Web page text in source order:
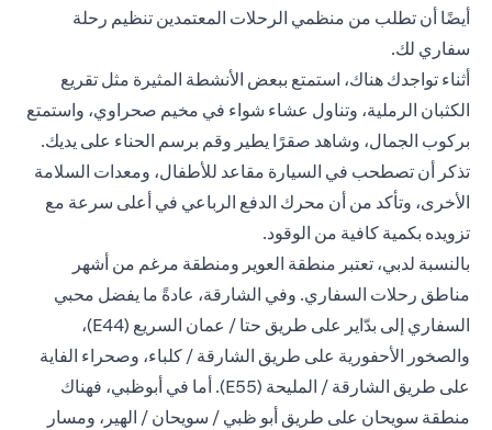
أيضًا أن تطلب من منظمي الرحلات المعتمدين تنظيم رحلة
سفاري لك.
أثناء تواجدك هناك، استمتع ببعض الأنشطة المثيرة مثل تقريع
الكثبان الرملية، وتناول عشاء شواء في مخيم صحراوي، واستمتع
بركوب الجمال، وشاهد صقرًا يطير وقم برسم الحناء على يديك.
تذكر أن تصطحب في السيارة مقاعد للأطفال، ومعدات السلامة
الأخرى، وتأكد من أن محرك الدفع الرباعي في أعلى سرعة مع
تزويده بكمية كافية من الوقود.
بالنسبة لدبي، تعتبر منطقة العوير ومنطقة مرغم من أشهر
مناطق رحلات السفاري. وفي الشارقة، عادةً ما يفضل محبي
السفاري إلى بدّاير على طريق حتا / عمان السريع (E44)،
والصخور الأحفورية على طريق الشارقة / كلباء، وصحراء الفاية
على طريق الشارقة / المليحة (E55). أما في أبوظبي، فهناك
منطقة سويحان على طريق أبو ظبي / سويحان / الهير، ومسار